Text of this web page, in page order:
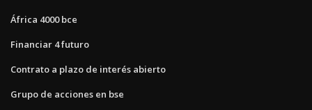
África 4000 bce
Financiar 4 futuro
Contrato a plazo de interés abierto
Grupo de acciones en bse